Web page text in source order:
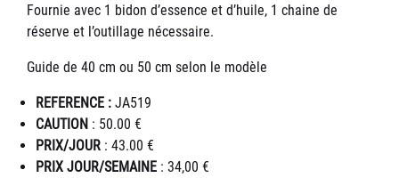
Fournie avec 1 bidon d’essence et d’huile, 1 chaine de
réserve et l’outillage nécessaire.
Guide de 40 cm ou 50 cm selon le modèle
REFERENCE : JA519
CAUTION : 50.00 €
PRIX/JOUR : 43.00 €
PRIX JOUR/SEMAINE : 34,00 €